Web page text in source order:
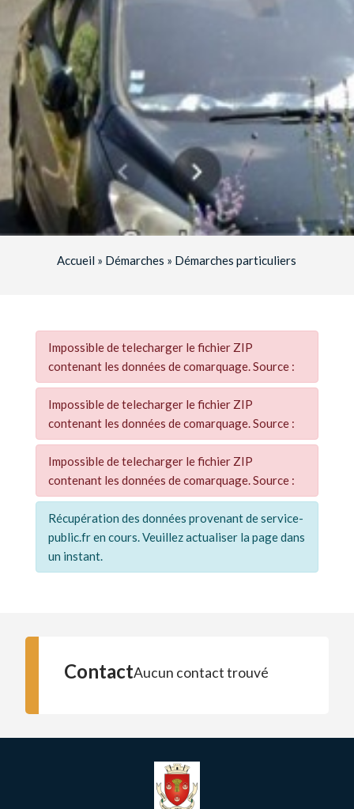
Accueil » Démarches » Démarches particuliers
Impossible de telecharger le fichier ZIP
contenant les données de comarquage. Source :
Impossible de telecharger le fichier ZIP
contenant les données de comarquage. Source :
Impossible de telecharger le fichier ZIP
contenant les données de comarquage. Source :
Récupération des données provenant de service-
public.fr en cours. Veuillez actualiser la page dans
un instant.
ContactAucun contact trouvé